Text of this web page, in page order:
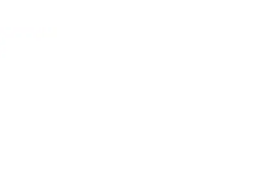
CRÈME POUR LES PIEDS FAB FAST AFTER-